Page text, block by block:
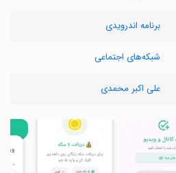
برنامه اندرویدی
شبکه‌های اجتماعی
علی اکبر محمدی